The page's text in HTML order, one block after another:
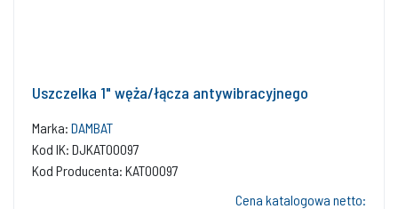
Uszczelka 1" węża/łącza antywibracyjnego
Marka: DAMBAT
Kod IK: DJKAT00097
Kod Producenta: KAT00097
Cena katalogowa netto: